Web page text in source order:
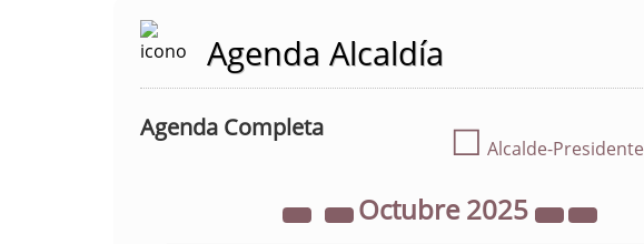
Agenda Alcaldía
Agenda Completa ☐ Alcalde-Presidente
Octubre2025